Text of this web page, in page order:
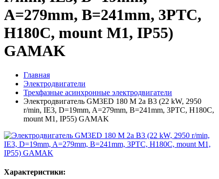
A=279mm, B=241mm, 3PTC,
H180C, mount M1, IP55)
GAMAK
Главная
Электродвигатели
Трехфазные асинхронные электродвигатели
Электродвигатель GM3ED 180 M 2a B3 (22 kW, 2950
r/min, IE3, D=19mm, A=279mm, B=241mm, 3PTC, H180C,
mount M1, IP55) GAMAK
Характеристики: